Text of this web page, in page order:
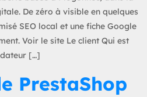
De zéro à visible en quelques
SEO local et une fiche Google
Voir le site Le client Qui est
[…]
PrestaShop